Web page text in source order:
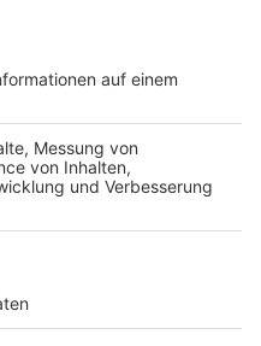
Donnerstagmorgen
gesperrt. Laut
die Arbeiten nötig, um